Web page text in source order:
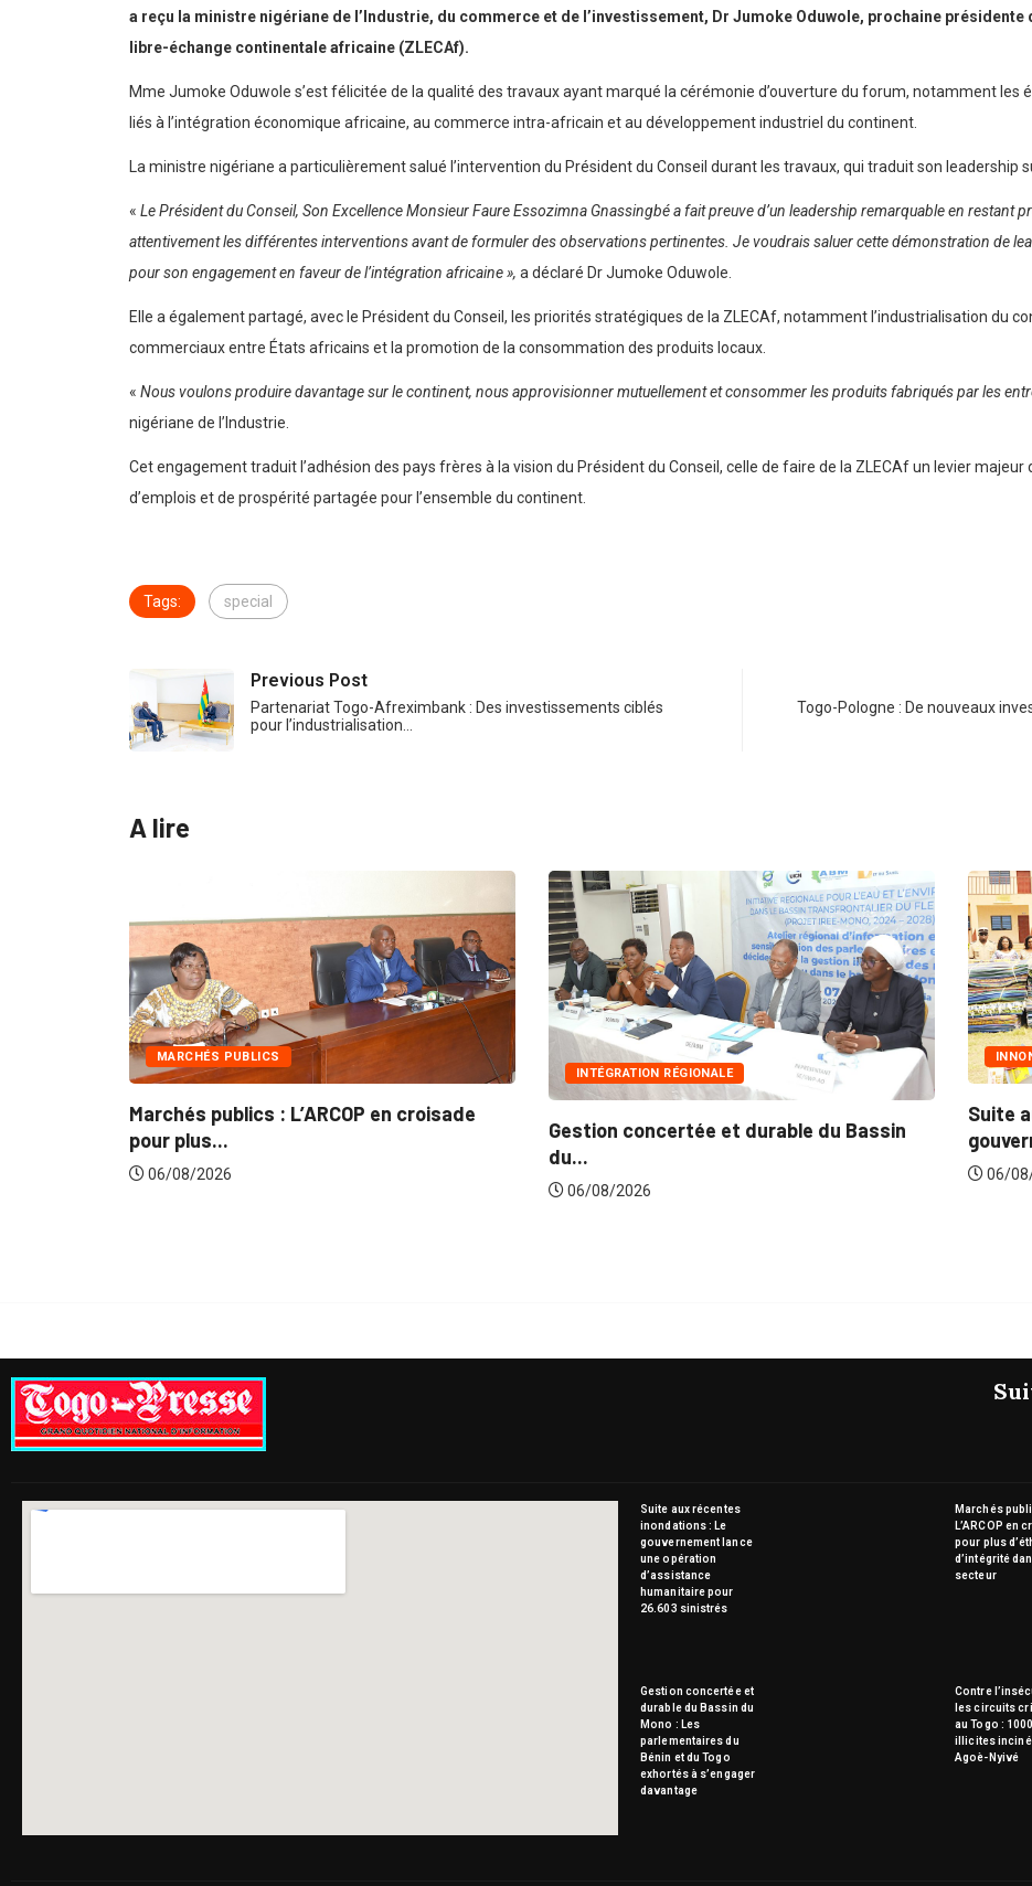
a reçu la ministre nigériane de l’Industrie, du commerce et de l’investissement, Dr Jumoke Oduwole, prochaine
libre-échange continentale africaine (ZLECAf).
Mme Jumoke Oduwole s’est félicitée de la qualité des travaux ayant marqué la cérémonie d’ouverture du forum, notamment les
liés à l’intégration économique africaine, au commerce intra-africain et au développement industriel du continent.
La ministre nigériane a particulièrement salué l’intervention du Président du Conseil durant les travaux, qui traduit son leadership
« Le Président du Conseil, Son Excellence Monsieur Faure Essozimna Gnassingbé a fait preuve d’un leadership remarquable en restant
attentivement les différentes interventions avant de formuler des observations pertinentes. Je voudrais saluer cette démonstration de
pour son engagement en faveur de l’intégration africaine », a déclaré Dr Jumoke Oduwole.
Elle a également partagé, avec le Président du Conseil, les priorités stratégiques de la ZLECAf, notamment l’industrialisation du
commerciaux entre États africains et la promotion de la consommation des produits locaux.
« Nous voulons produire davantage sur le continent, nous approvisionner mutuellement et consommer les produits fabriqués par les
nigériane de l’Industrie.
Cet engagement traduit l’adhésion des pays frères à la vision du Président du Conseil, celle de faire de la ZLECAf un levier
d’emplois et de prospérité partagée pour l’ensemble du continent.
Tags: special
Previous Post
Partenariat Togo-Afreximbank : Des investissements ciblés
pour l’industrialisation…
Togo-Pologne : De nouveaux
A lire
MARCHÉS PUBLICS
Marchés publics : L’ARCOP en croisade
pour plus...
06/08/2026
INTÉGRATION RÉGIONALE
Gestion concertée et durable du Bassin
du...
06/08/2026
Suite
06/08/
Suite aux récentes
inondations : Le
gouvernement lance
une opération
d’assistance
humanitaire pour
26.603 sinistrés
Marchés
L’ARCOP en
pour plus
d’intégrité
secteur
Gestion concertée et
durable du Bassin du
Mono : Les
parlementaires du
Bénin et du Togo
exhortés à s’engager
davantage
Contre
les circuits
au Togo :
illicites
Agoè-Nyivé